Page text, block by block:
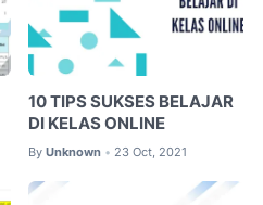
10 TIPS SUKSES BELAJAR
DI KELAS ONLINE
By Unknown • 23 Oct, 2021